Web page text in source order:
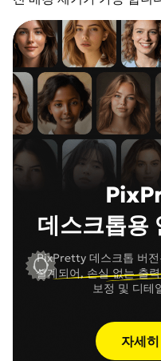
데스크톱용
PixPretty 데스크톱 버
설계되어, 손실 없는 출
보정 및 디테
자세